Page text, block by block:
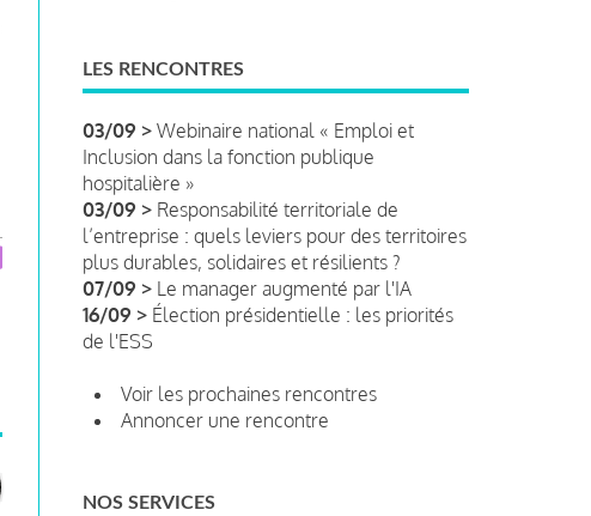
LES RENCONTRES
03/09 > Webinaire national « Emploi et
Inclusion dans la fonction publique
hospitalière »
03/09 > Responsabilité territoriale de
l’entreprise : quels leviers pour des territoires
plus durables, solidaires et résilients ?
07/09 > Le manager augmenté par l'IA
16/09 > Élection présidentielle : les priorités
de l'ESS
Voir les prochaines rencontres
Annoncer une rencontre
NOS SERVICES